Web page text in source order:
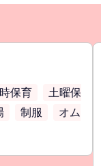
保育
土曜保
制服
オム